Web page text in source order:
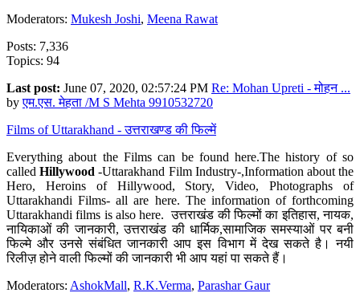
Moderators: Mukesh Joshi, Meena Rawat
Posts: 7,336
Topics: 94
Last post: June 07, 2020, 02:57:24 PM Re: Mohan Upreti - मोहन ...
byएम.एस. मेहता /M S Mehta 9910532720
Films of Uttarakhand - उत्तराखण्ड की फिल्में
Everything about the Films can be found here.The history of so
calledHillywood-Uttarakhand Film Industry-,Information about the
Hero, Heroins of Hillywood, Story, Video, Photographs of
Uttarakhandi Films- all are here. The information of forthcoming
Uttarakhandi films is also here. उत्तराखंड की फिल्मों का इतिहास, नायक,
नायिकाओं की जानकारी, उत्तराखंड की धार्मिक,सामाजिक समस्याओं पर बनी
फिल्मे और उनसे संबंधित जानकारी आप इस विभाग में देख सकते है। नयी
रिलीज़ होने वाली फिल्मों की जानकारी भी आप यहां पा सकते हैं।
Moderators: AshokMall, R.K.Verma, Parashar Gaur